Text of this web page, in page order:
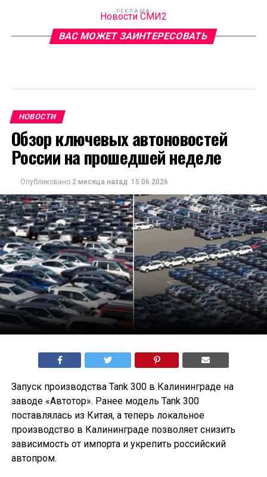
РЕКЛАМА
Новости СМИ2
ВАС МОЖЕТ ЗАИНТЕРЕСОВАТЬ
НОВОСТИ
Обзор ключевых автоновостей
России на прошедшей неделе
Опубликовано 2 месяца назад 15.06.2026
Запуск производства Tank 300 в Калининграде на
заводе «Автотор». Ранее модель Tank 300
поставлялась из Китая, а теперь локальное
производство в Калининграде позволяет снизить
зависимость от импорта и укрепить российский
автопром.